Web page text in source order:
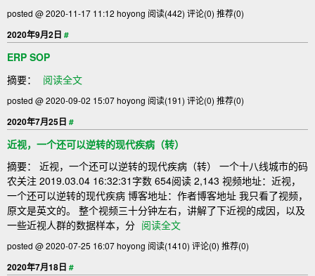
posted @ 2020-11-17 11:12 hoyong 阅读(442) 评论(0) 推荐(0)
2020年9月2日 #
ERP SOP
摘要：
阅读全文
posted @ 2020-09-02 15:07 hoyong 阅读(191) 评论(0) 推荐(0)
2020年7月25日 #
近视，一个还可以逆转的现代疾病（转）
摘要： 近视，一个还可以逆转的现代疾病（转） 一个十八线城市的码
农关注 2019.03.04 16:32:31字数 654阅读 2,143 视频地址：近视，
一个还可以逆转的现代疾病 博客地址：作者博客地址 我只看了视频，
原文是英文的。 整个视频三十分钟左右，讲解了下近视的成因，以及
一些近视人群的数据样本，分 阅读全文
posted @ 2020-07-25 16:07 hoyong 阅读(1410) 评论(0) 推荐(0)
2020年7月18日 #